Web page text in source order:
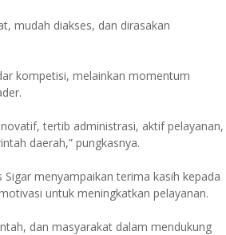
mudah diakses, dan dirasakan
kompetisi, melainkan momentum
tertib administrasi, aktif pelayanan,
daerah,” pungkasnya.
menyampaikan terima kasih kepada
untuk meningkatkan pelayanan.
dan masyarakat dalam mendukung